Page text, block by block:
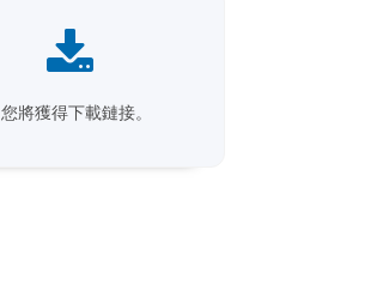
您將獲得下載鏈接。